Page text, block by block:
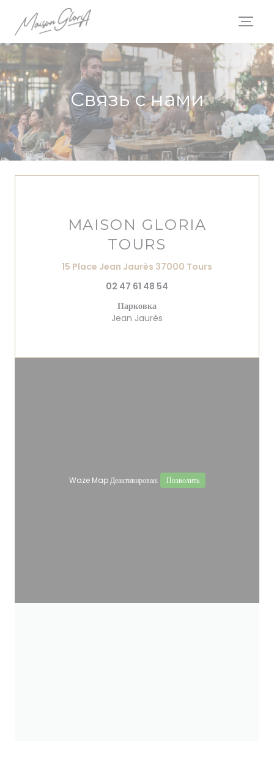
Панель управления cookies
Связь с нами
MAISON GLORIA
TOURS
15 Place Jean Jaurès 37000 Tours
02 47 61 48 54
Парковка
Jean Jaurès
Waze Map Деактивирован. Позволить